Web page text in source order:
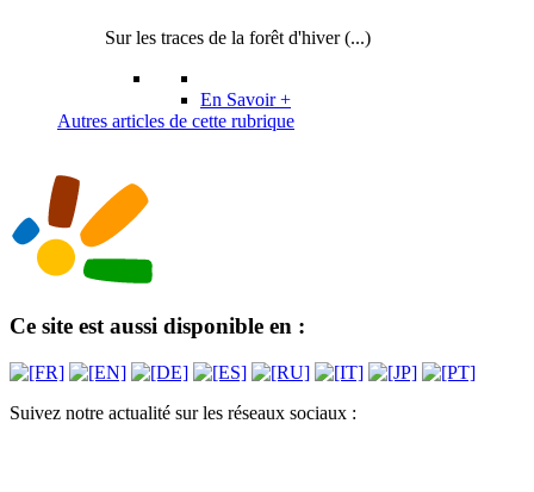
Sur les traces de la forêt d'hiver (...)
En Savoir +
Autres articles de cette rubrique
Ce site est aussi disponible en :
Suivez notre actualité sur les réseaux sociaux :